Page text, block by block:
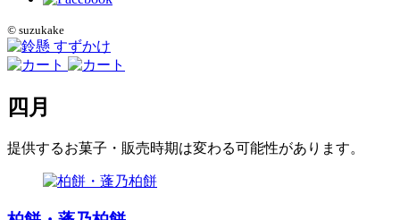
© suzukake
四月
提供するお菓子・販売時期は変わる可能性があります。